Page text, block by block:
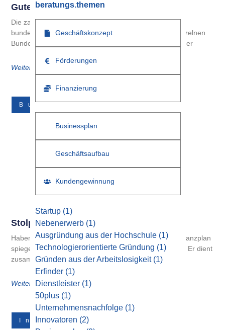
beratungs.themen
Geschäftskonzept
Förderungen
Finanzierung
Businessplan
Geschäftsaufbau
Kundengewinnung
Startup (1)
Nebenerwerb (1)
Ausgründung aus der Hochschule (1)
Technologierorientierte Gründung (1)
Gründen aus der Arbeitslosigkeit (1)
Erfinder (1)
Dienstleister (1)
50plus (1)
Unternehmensnachfolge (1)
Innovatoren (2)
Gute Gründe Für Crowdfunding
Die zahlreichen geförderten Kreditprogramme der
bundeseigenen KfW und der Landesbanken in den einzelnen
Bundesländern zeigen, dass Bedarf besteht und Gründer
Weiterlesen
Businessplan
Stolperfallen Im Finanzplan
Haben Sie beim Rechnen alles richtig gemacht? Im Finanzplan
spiegeln sich wichtige Eckpunkte einer Planung wieder. Er dient
zusammen mit
Weiterlesen
Innovatoren